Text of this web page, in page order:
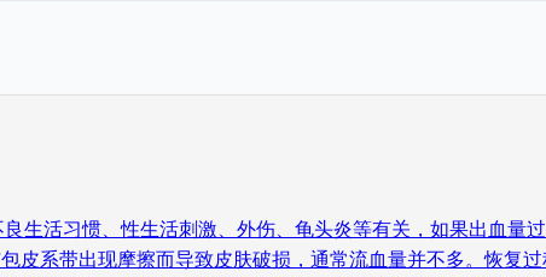
生活习惯、性生活刺激、外伤、龟头炎等有关，如果出血量
皮系带出现摩擦而导致皮肤破损，通常流血量并不多。恢复